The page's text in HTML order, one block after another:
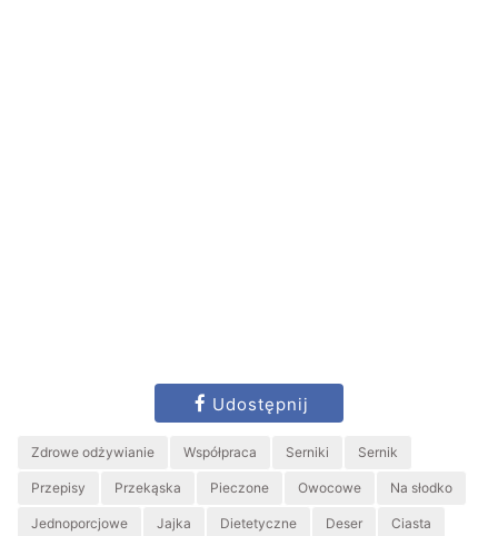
Udostępnij
Zdrowe odżywianie Współpraca Serniki Sernik
Przepisy Przekąska Pieczone Owocowe Na słodko
Jednoporcjowe Jajka Dietetyczne Deser Ciasta